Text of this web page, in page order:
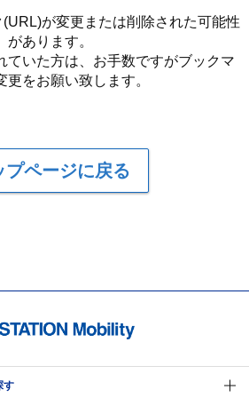
が変更または削除された可能性
があります。
ていた方は、お手数ですがブックマ
更をお願い致します。
プページに戻る
す